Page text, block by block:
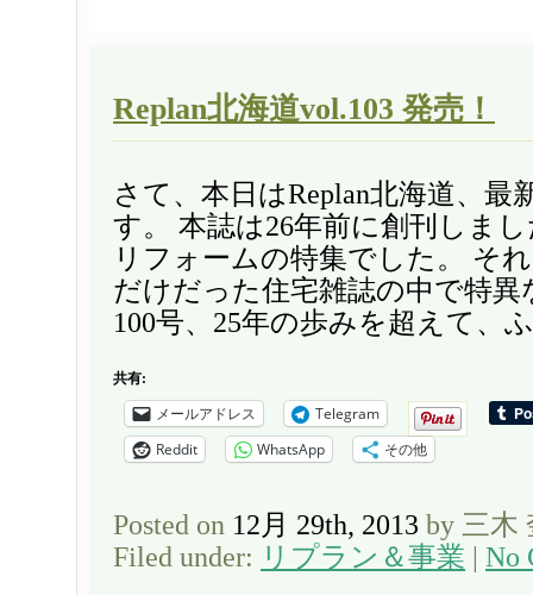
Replan北海道vol.103 発売！
さて、本日はReplan北海道、最
す。 本誌は26年前に創刊しま
リフォームの特集でした。 そ
だけだった住宅雑誌の中で特異
100号、25年の歩みを超えて、
共有:
メールアドレス
Telegram
Reddit
WhatsApp その他
Posted on 12月 29th, 2013 by 三木
Filed under: リプラン＆事業 | No